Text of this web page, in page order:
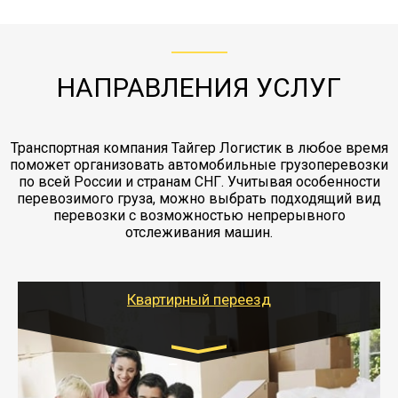
заканчивая выгрузкой в пункте получателя.
НАПРАВЛЕНИЯ УСЛУГ
Транспортная компания Тайгер Логистик в любое время
поможет организовать автомобильные грузоперевозки
по всей России и странам СНГ. Учитывая особенности
перевозимого груза, можно выбрать подходящий вид
перевозки с возможностью непрерывного
отслеживания машин.
Квартирный переезд
Газель: 1,5 и 3 тонны